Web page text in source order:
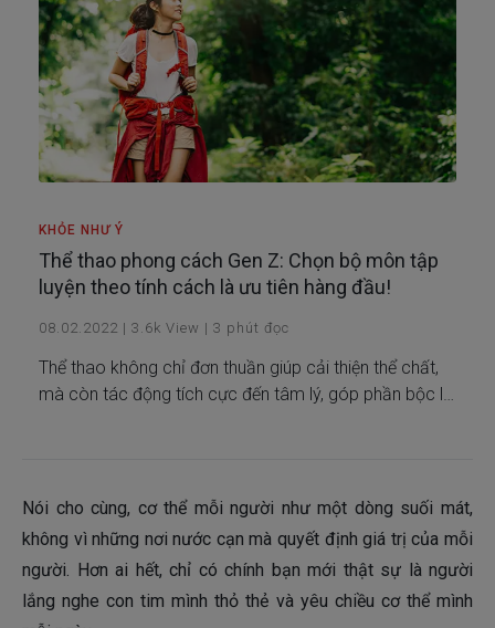
KHỎE NHƯ Ý
Thể thao phong cách Gen Z: Chọn bộ môn tập
luyện theo tính cách là ưu tiên hàng đầu!
08.02.2022 | 3.6k View | 3 phút đọc
Thể thao không chỉ đơn thuần giúp cải thiện thể chất,
mà còn tác động tích cực đến tâm lý, góp phần bộc lộ
Nói cho cùng, cơ thể mỗi người như một dòng suối mát,
không vì những nơi nước cạn mà quyết định giá trị của mỗi
người. Hơn ai hết, chỉ có chính bạn mới thật sự là người
lắng nghe con tim mình thỏ thẻ và yêu chiều cơ thể mình